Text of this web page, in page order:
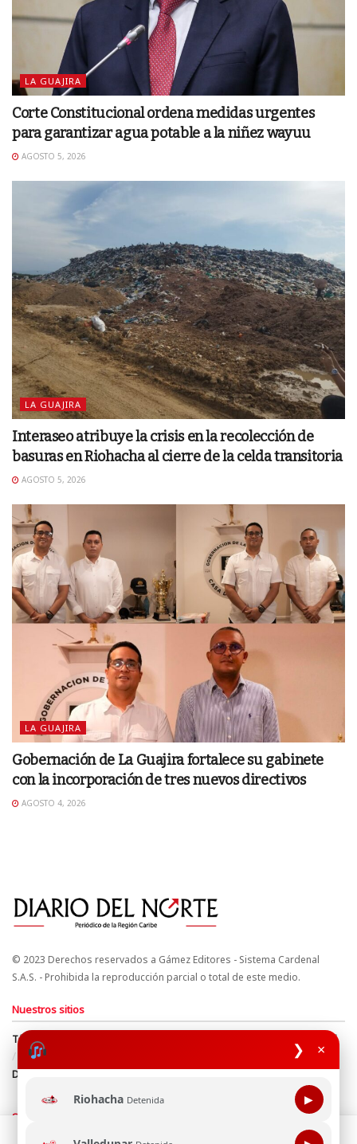
❯ ×
Riohacha Detenida ▶
LA GUAJIRA
Corte Constitucional ordena medidas urgentes
para garantizar agua potable a la niñez wayuu
AGOSTO 5, 2026
LA GUAJIRA
Interaseo atribuye la crisis en la recolección de
basuras en Riohacha al cierre de la celda transitoria
AGOSTO 5, 2026
LA GUAJIRA
Gobernación de La Guajira fortalece su gabinete
con la incorporación de tres nuevos directivos
AGOSTO 4, 2026
© 2023 Derechos reservados a Gámez Editores - Sistema Cardenal
S.A.S. - Prohibida la reproducción parcial o total de este medio.
Nuestros sitios
Términos y Condiciones
Derechos de Autor y Propiedad Intelectual
Política de uso de cookies
Política de Tratamiento de Datos
Directrices Editoriales
Síguenos
Esta página web usa cookie para mejorar tu experiencia de